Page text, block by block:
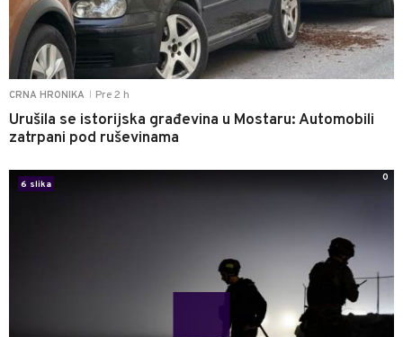
CRNA HRONIKA Pre 2 h
Urušila se istorijska građevina u Mostaru: Automobili
zatrpani pod ruševinama
6 slika
0